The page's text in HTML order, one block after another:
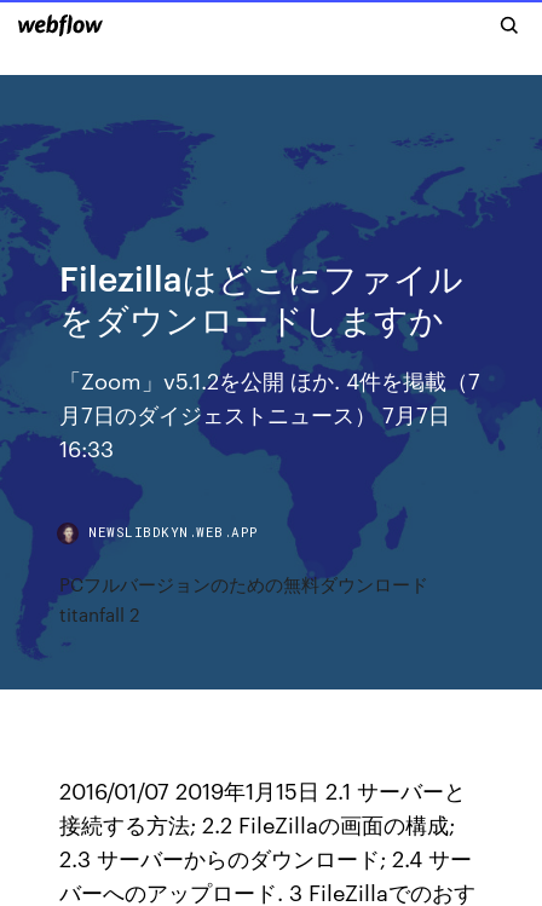
Filezillaはどこにファイル
をダウンロードしますか
「Zoom」v5.1.2を公開 ほか. 4件を掲載（7
月7日のダイジェストニュース） 7月7日
16:33
NEWSLIBDKYN.WEB.APP
PCフルバージョンのための無料ダウンロード
titanfall 2
2016/01/07 2019年1月15日 2.1 サーバーと
接続する方法; 2.2 FileZillaの画面の構成;
2.3 サーバーからのダウンロード; 2.4 サー
バーへのアップロード. 3 FileZillaでのおす